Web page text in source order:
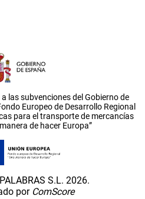
las subvenciones del Gobierno de
Europeo de Desarrollo Regional
para el transporte de mercancías
de hacer Europa”
S.L. 2026.
por ComScore